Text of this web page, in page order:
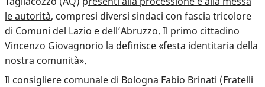
le autorità, compresi diversi sindaci con fascia tricolore
di Comuni del Lazio e dell’Abruzzo. Il primo cittadino
Vincenzo Giovagnorio la definisce «festa identitaria della
nostra comunità».
Il consigliere comunale di Bologna Fabio Brinati (Fratelli